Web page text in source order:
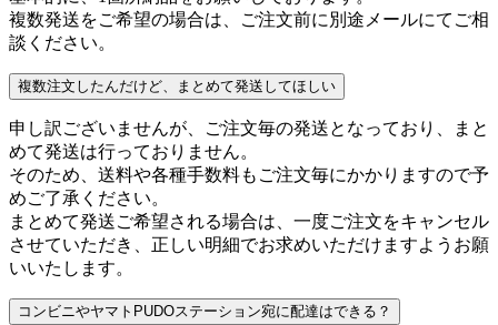
複数発送をご希望の場合は、ご注文前に別途メールにてご相
談ください。
複数注文したんだけど、まとめて発送してほしい
申し訳ございませんが、ご注文毎の発送となっており、まと
めて発送は行っておりません。
そのため、送料や各種手数料もご注文毎にかかりますので予
めご了承ください。
まとめて発送ご希望される場合は、一度ご注文をキャンセル
させていただき、正しい明細でお求めいただけますようお願
いいたします。
コンビニやヤマトPUDOステーション宛に配達はできる？